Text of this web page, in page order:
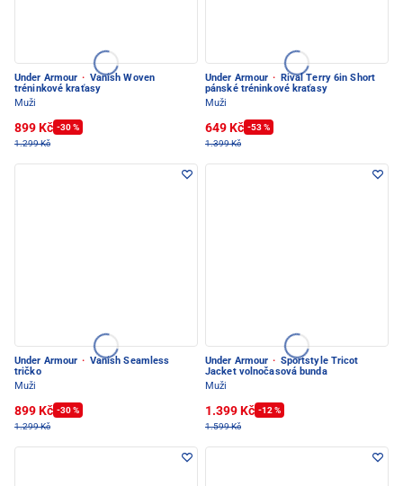
Under Armour · Vanish Woven
tréninkové kraťasy
Muži
899 Kč -30 %
1.299 Kč
Under Armour ·
Rival Terry 6in Short
pánské tréninkové kraťasy
Muži
649 Kč -53 %
1.399 Kč
Under Armour · Vanish Seamless
tričko
Muži
899 Kč -30 %
1.299 Kč
Under Armour · Sportstyle Tricot
Jacket volnočasová bunda
Muži
1.399 Kč -12 %
1.599 Kč